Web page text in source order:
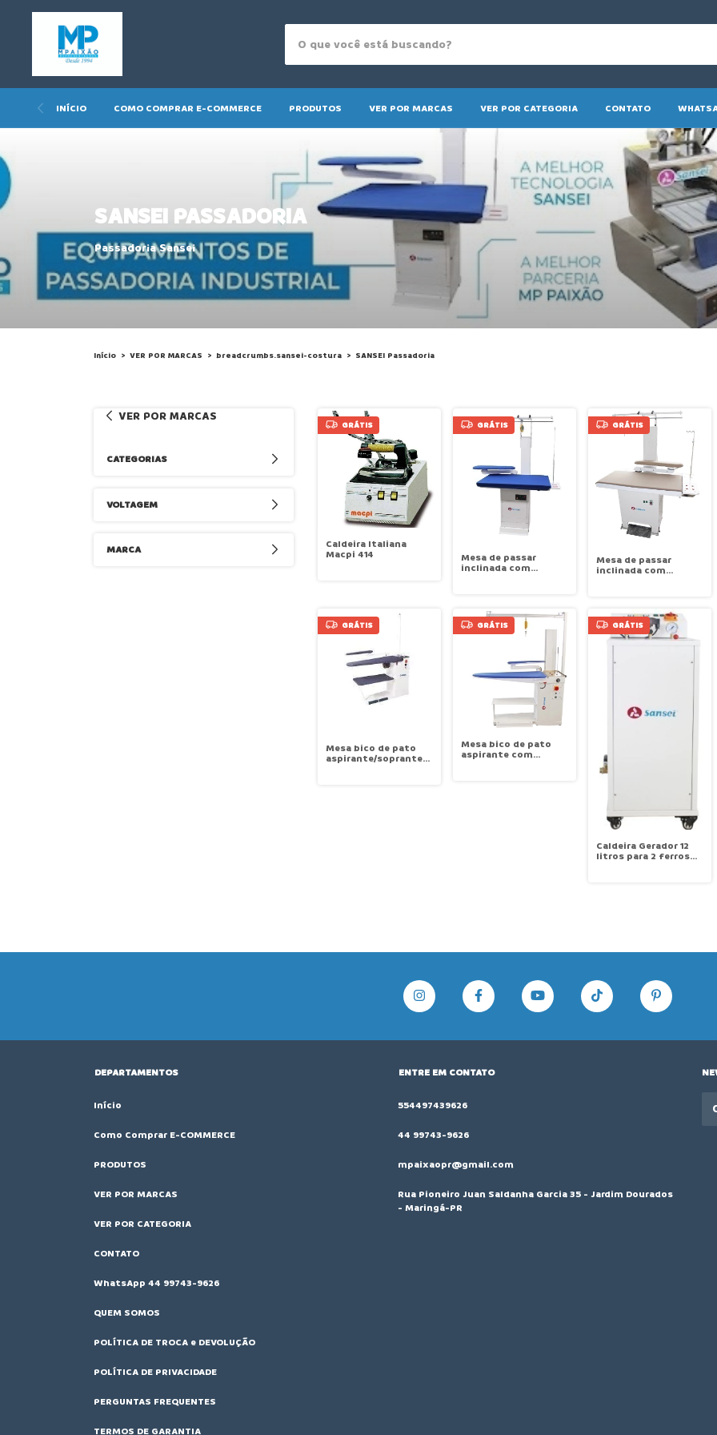
INÍCIO COMO COMPRAR E-COMMERCE PRODUTOS VER POR MARCAS VER POR CATEGORIA CONTATO
SANSEI PASSADORIA
Passadoria Sansei
Início > VER POR MARCAS > breadcrumbs.sansei-costura > SANSEI Passadoria
VER POR MARCAS
CATEGORIAS
VOLTAGEM
MARCA
GRÁTIS
Caldeira Italiana
Macpi 414
GRÁTIS
Mesa de passar
inclinada com
GRÁTIS
Mesa de passar
inclinada com
GRÁTIS
Mesa bico de pato
aspirante/soprante
GRÁTIS
Mesa bico de pato
aspirante com
GRÁTIS
Caldeira Gerador 12
litros para 2 ferros
DEPARTAMENTOS
Início
Como Comprar E-COMMERCE
PRODUTOS
VER POR MARCAS
VER POR CATEGORIA
CONTATO
WhatsApp 44 99743-9626
QUEM SOMOS
POLÍTICA DE TROCA e DEVOLUÇÃO
POLÍTICA DE PRIVACIDADE
PERGUNTAS FREQUENTES
TERMOS DE GARANTIA
ENTRE EM CONTATO
554497439626
44 99743-9626
mpaixaopr@gmail.com
Rua Pioneiro Juan Saldanha Garcia 35 - Jardim Dourados
- Maringá-PR